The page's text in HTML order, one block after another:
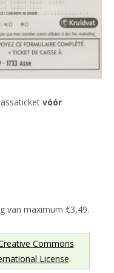
vóór
van maximum €3,49.
Commons
License.